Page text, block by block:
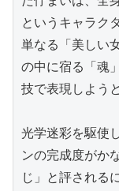
というキャラク
単なる「美しい
の中に宿る「魂
技で表現しよう
光学迷彩を駆使
ンの完成度がか
じ」と評される